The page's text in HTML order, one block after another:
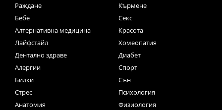
Раждане
Кърмене
Бебе
Секс
Алтернативна медицина
Красота
Лайфстайл
Хомеопатия
Дентално здраве
Диабет
Алергии
Спорт
Билки
Сън
Стрес
Психология
Анатомия
Физиология